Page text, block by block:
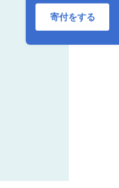
粉 スイーツ ギフト
島根県雲南市/株式
会社大東農産加工
寄付をする